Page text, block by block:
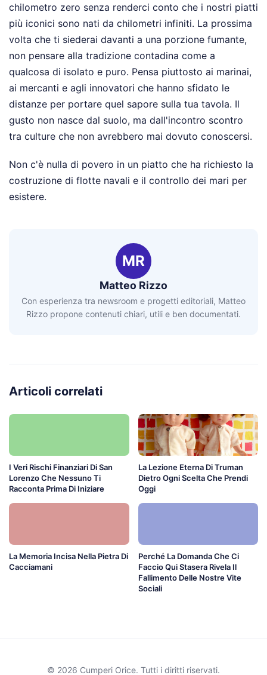
chilometro zero senza renderci conto che i nostri piatti
più iconici sono nati da chilometri infiniti. La prossima
volta che ti siederai davanti a una porzione fumante,
non pensare alla tradizione contadina come a
qualcosa di isolato e puro. Pensa piuttosto ai marinai,
ai mercanti e agli innovatori che hanno sfidato le
distanze per portare quel sapore sulla tua tavola. Il
gusto non nasce dal suolo, ma dall'incontro scontro
tra culture che non avrebbero mai dovuto conoscersi.
Non c'è nulla di povero in un piatto che ha richiesto la
costruzione di flotte navali e il controllo dei mari per
esistere.
MR
Matteo Rizzo
Con esperienza tra newsroom e progetti editoriali, Matteo
Rizzo propone contenuti chiari, utili e ben documentati.
Articoli correlati
I Veri Rischi Finanziari Di San
Lorenzo Che Nessuno Ti
Racconta Prima Di Iniziare
La Lezione Eterna Di Truman
Dietro Ogni Scelta Che Prendi
Oggi
La Memoria Incisa Nella Pietra Di
Cacciamani
Perché La Domanda Che Ci
Faccio Qui Stasera Rivela Il
Fallimento Delle Nostre Vite
Sociali
© 2026 Cumperi Orice. Tutti i diritti riservati.